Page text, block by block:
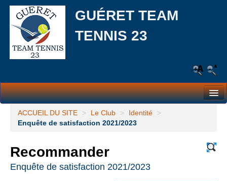
GUÉRET TEAM
TENNIS 23
Le Club
L’école de tennis
Responsabilité Sociale et Environnementale (RSE)
ACCUEIL DU SITE > Le Club > Identité
>
Enquête de satisfaction 2021/2023
Recommander
Enquête de satisfaction 2021/2023